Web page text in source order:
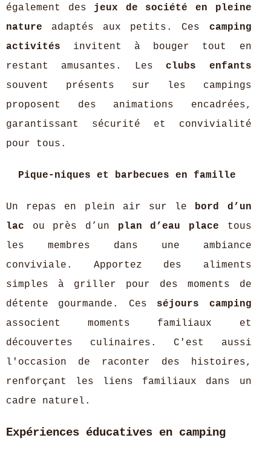
également des jeux de société en pleine
nature adaptés aux petits. Ces camping
activités invitent à bouger tout en
restant amusantes. Lesclubs enfants
souvent présents sur les campings
proposent des animations encadrées,
garantissant sécurité et convivialité
pour tous.
Pique-niques et barbecues en famille
Un repas en plein air sur le bord d’un
lac ou près d’un plan d’eau place tous
les membres dans une ambiance
conviviale. Apportez des aliments
simples à griller pour des moments de
détente gourmande. Ces séjours camping
associent moments familiaux et
découvertes culinaires. C'est aussi
l'occasion de raconter des histoires,
renforçant les liens familiaux dans un
cadre naturel.
Expériences éducatives en camping